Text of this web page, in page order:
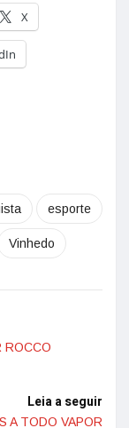
X
esporte
Vinhedo
ROCCO
Leia a seguir
A TODO VAPOR